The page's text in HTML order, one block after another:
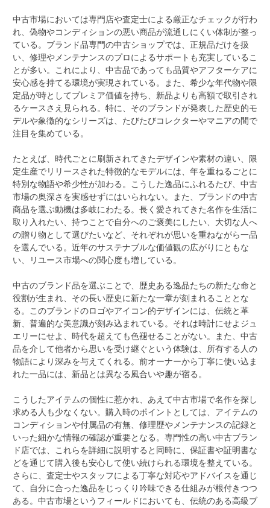
中古市場においては専門店や査定士による厳正なチェックが行わ
れ、偽物やコンディションの悪い商品が流通しにくい体制が整っ
ている。ブランド品専門の中古ショップでは、正規品だけを扱
い、修理やメンテナンスのプロによるサポートも充実しているこ
とが多い。これにより、中古品であっても品質やアフターケアに
安心感を持てる環境が実現されている。また、希少な年代物や限
定品が時としてプレミア価値を持ち、新品よりも高額で取引され
るケースさえ見られる。特に、そのブランドが発表した歴史的モ
デルや象徴的なシリーズは、たびたびコレクターやマニアの間で
注目を集めている。
たとえば、時代ごとに刷新されてきたデザインや素材の違い、限
定生産でリリースされた特徴的なモデルには、年を重ねるごとに
特別な物語や希少性が加わる。こうした逸品にふれるたび、中古
市場の奥深さを実感せずにはいられない。また、ブランドの中古
商品を選ぶ動機は多岐にわたる。長く愛されてきた名作を生活に
取り入れたい、持つことで自分へのご褒美にしたい、大切な人へ
の贈り物として選びたいなど、それぞれが思いを重ねながら一品
を選んでいる。近年のサステナブルな価値観の広がりにともな
い、リユース市場への関心度も増している。
中古のブランド品を選ぶことで、歴史ある逸品たちの新たな命と
役割が生まれ、その長い歴史に新たな一章が刻まれることとな
る。このブランドのロゴやアイコン的デザインには、伝統と革
新、普遍的な美意識が刻み込まれている。それは時計にせよジュ
エリーにせよ、時代を超えても色褪せることがない。また、中古
品を介して他者から思いを受け継ぐという体験は、所有する人の
物語により深みを与えてくれる。前オーナーから丁寧に使い込ま
れた一品には、新品とは異なる風合いや趣が宿る。
こうしたアイテムの個性に惹かれ、あえて中古市場で名作を探し
求める人も少なくない。購入時のポイントとしては、アイテムの
コンディションや付属品の有無、修理歴やメンテナンスの記録と
いった細かな情報の確認が重要となる。専門性の高い中古ブラン
ド店では、これらを詳細に説明すると同時に、保証書や証明書な
どを通じて購入後も安心して使い続けられる環境を整えている。
さらに、査定士やスタッフによる丁寧な対応やアドバイスを通じ
て、自分に合った逸品をじっくり吟味できる仕組みが根付きつつ
ある。中古市場というフィールドにおいても、伝統のある高級ブ